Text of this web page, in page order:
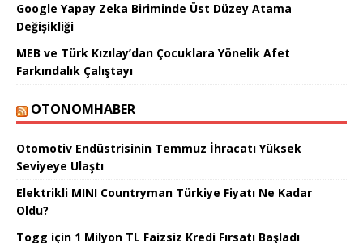
Google Yapay Zeka Biriminde Üst Düzey Atama
Değişikliği
MEB ve Türk Kızılay’dan Çocuklara Yönelik Afet
Farkındalık Çalıştayı
OTONOMHABER
Otomotiv Endüstrisinin Temmuz İhracatı Yüksek
Seviyeye Ulaştı
Elektrikli MINI Countryman Türkiye Fiyatı Ne Kadar
Oldu?
Togg için 1 Milyon TL Faizsiz Kredi Fırsatı Başladı